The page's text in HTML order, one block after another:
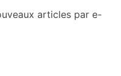
articles par e-